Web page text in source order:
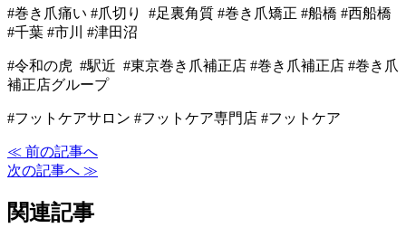
#巻き爪痛い #爪切り #足裏角質 #巻き爪矯正 #船橋 #西船橋
#千葉 #市川 #津田沼
#令和の虎 #駅近 #東京巻き爪補正店 #巻き爪補正店 #巻き爪
補正店グループ
#フットケアサロン #フットケア専門店 #フットケア
≪ 前の記事へ
次の記事へ ≫
関連記事